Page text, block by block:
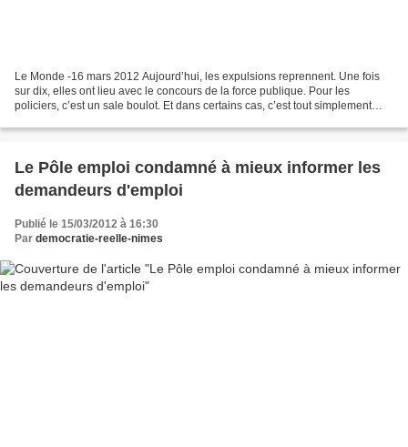
Le Monde -16 mars 2012 Aujourd’hui, les expulsions reprennent. Une fois
sur dix, elles ont lieu avec le concours de la force publique. Pour les
policiers, c’est un sale boulot. Et dans certains cas, c’est tout simplement
Le Pôle emploi condamné à mieux informer les
demandeurs d'emploi
Publié le 15/03/2012 à 16:30
Par democratie-reelle-nimes